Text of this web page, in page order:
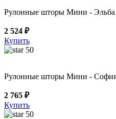
Рулонные шторы Мини - Эльба
2 524 ₽
Купить
50
Рулонные шторы Мини -
2 765 ₽
Купить
50